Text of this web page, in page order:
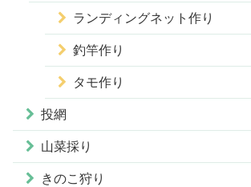
ランディングネット作り
釣竿作り
タモ作り
投網
山菜採り
きのこ狩り